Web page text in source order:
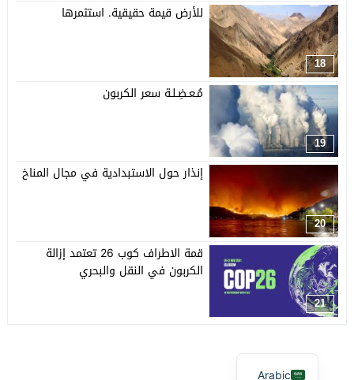
18
للأرض قيمة حقيقية. استثمرها
19
مُـعـضِـلـة سعر الكربون
20
إنذار حول الاستبدادية في مجال المناخ
21
قمة الاطراف كوب 26 تعتمد إزالة
الكربون في النقل والبحري
Arabic